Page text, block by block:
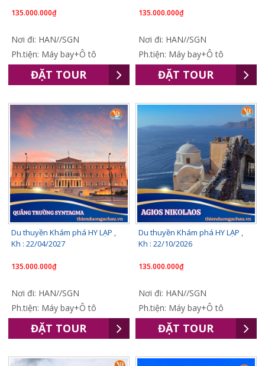
135.000.000₫
Nơi đi: HAN//SGN
Ph.tiện: Máy bay+Ô tô
ĐẶT TOUR
135.000.000₫
Nơi đi: HAN//SGN
Ph.tiện: Máy bay+Ô tô
ĐẶT TOUR
Du thuyền Khám phá HY LẠP ,
Kh : 22/04/2027
135.000.000₫
Nơi đi: HAN//SGN
Ph.tiện: Máy bay+Ô tô
ĐẶT TOUR
Du thuyền Khám phá HY LẠP ,
Kh : 22/10/2026
135.000.000₫
Nơi đi: HAN//SGN
Ph.tiện: Máy bay+Ô tô
ĐẶT TOUR